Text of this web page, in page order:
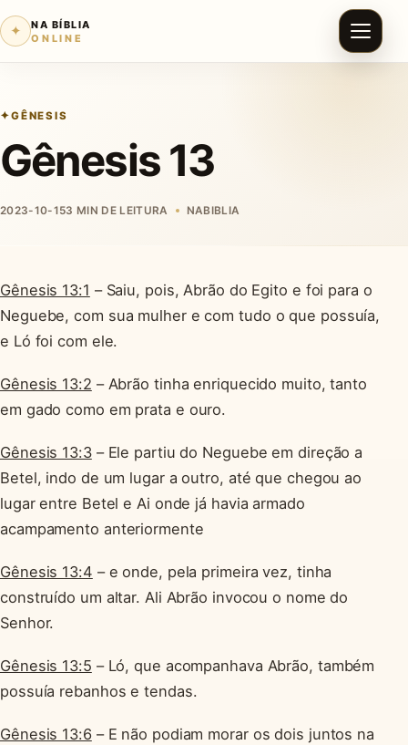
✦
NA BÍBLIA
ONLINE
GÊNESIS
Gênesis 13
2023-10-153 MIN DE LEITURA NABIBLIA
Gênesis 13:1 – Saiu, pois, Abrão do Egito e foi para o
Neguebe, com sua mulher e com tudo o que possuía,
e Ló foi com ele.
Gênesis 13:2 – Abrão tinha enriquecido muito, tanto
em gado como em prata e ouro.
Gênesis 13:3– Ele partiu do Neguebe em direção a
Betel, indo de um lugar a outro, até que chegou ao
lugar entre Betel e Ai onde já havia armado
acampamento anteriormente
Gênesis 13:4 – e onde, pela primeira vez, tinha
construído um altar. Ali Abrão invocou o nome do
Senhor.
Gênesis 13:5 – Ló, que acompanhava Abrão, também
possuía rebanhos e tendas.
Gênesis 13:6– E não podiam morar os dois juntos na